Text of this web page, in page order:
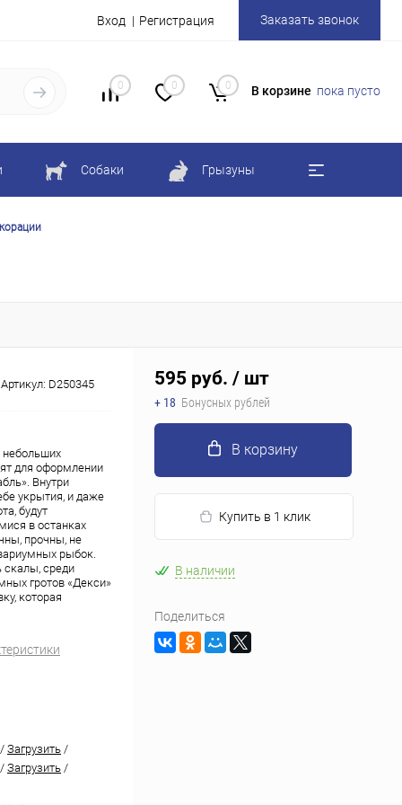
Вход Регистрация Заказать звонок
0 0 0 В корзине пока пусто
Собаки Грызуны
Артикул: D250345
для оформлении
Внутри
укрытия, и даже
будут
в останках
прочны, не
рыбок.
скалы, среди
гротов «Декси»
которая
/ Загрузить /
/ Загрузить /
595 руб. / шт
+ 18 Бонусных рублей
В корзину
Купить в 1 клик
В наличии
Поделиться